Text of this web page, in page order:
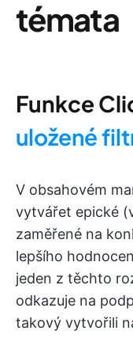
témata
Funkce
uložené
V obsahovém
vytvářet epické
zaměřené na
lepšího
jeden z těchto
odkazuje na
takový vytvořili